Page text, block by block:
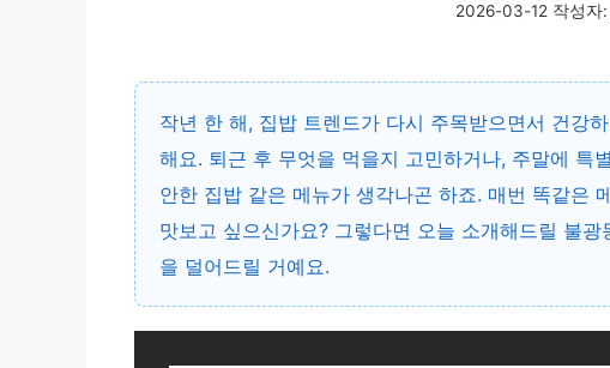
2026-03-12 작성자:
작년 한 해, 집밥 트렌드가 다시 주목받으면서 건강
해요. 퇴근 후 무엇을 먹을지 고민하거나, 주말에 특
안한 집밥 같은 메뉴가 생각나곤 하죠. 매번 똑같은
맛보고 싶으신가요? 그렇다면 오늘 소개해드릴 불
을 덜어드릴 거예요.